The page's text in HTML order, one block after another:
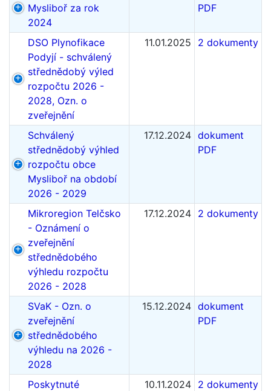
Mysliboř za rok
2024
PDF
DSO Plynofikace
Podyjí - schválený
střednědobý výled
rozpočtu 2026 -
2028, Ozn. o
zveřejnění
11.01.2025 2 dokumenty
Schválený
střednědobý výhled
rozpočtu obce
Mysliboř na období
2026 - 2029
17.12.2024 dokument
PDF
Mikroregion Telčsko
- Oznámení o
zveřejnění
střednědobého
výhledu rozpočtu
2026 - 2028
17.12.2024 2 dokumenty
SVaK - Ozn. o
zveřejnění
střednědobého
výhledu na 2026 -
2028
15.12.2024 dokument
PDF
Poskytnuté
10.11.2024 2 dokumenty